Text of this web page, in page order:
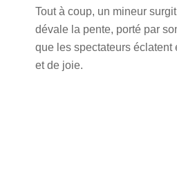
Tout à coup, un mineur
dévale la pente, porté par
que les spectateurs éclatent
et de joie.